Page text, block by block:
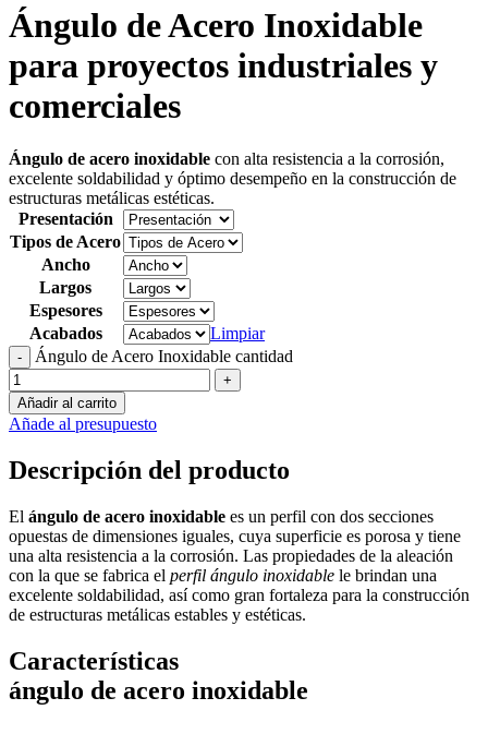
Ángulo de Acero Inoxidable
para proyectos industriales y
comerciales
Ángulo de acero inoxidable con alta resistencia a la corrosión,
excelente soldabilidad y óptimo desempeño en la construcción de
estructuras metálicas estéticas.
Presentación
Tipos de Acero
Ancho
Largos
Espesores
Acabados
Limpiar
- Ángulo de Acero Inoxidable cantidad
+
Añadir al carrito
Añade al presupuesto
Descripción del producto
El ángulo de acero inoxidable es un perfil con dos secciones
opuestas de dimensiones iguales, cuya superficie es porosa y tiene
una alta resistencia a la corrosión. Las propiedades de la aleación
con la que se fabrica el perfil ángulo inoxidable le brindan una
excelente soldabilidad, así como gran fortaleza para la construcción
de estructuras metálicas estables y estéticas.
Características
ángulo de acero inoxidable